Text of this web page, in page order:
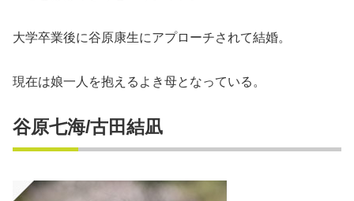
大学卒業後に谷原康生にアプローチされて結婚。
現在は娘一人を抱えるよき母となっている。
谷原七海/古田結凪